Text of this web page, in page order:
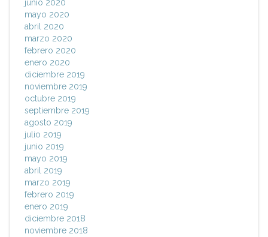
junio 2020
mayo 2020
abril 2020
marzo 2020
febrero 2020
enero 2020
diciembre 2019
noviembre 2019
octubre 2019
septiembre 2019
agosto 2019
julio 2019
junio 2019
mayo 2019
abril 2019
marzo 2019
febrero 2019
enero 2019
diciembre 2018
noviembre 2018